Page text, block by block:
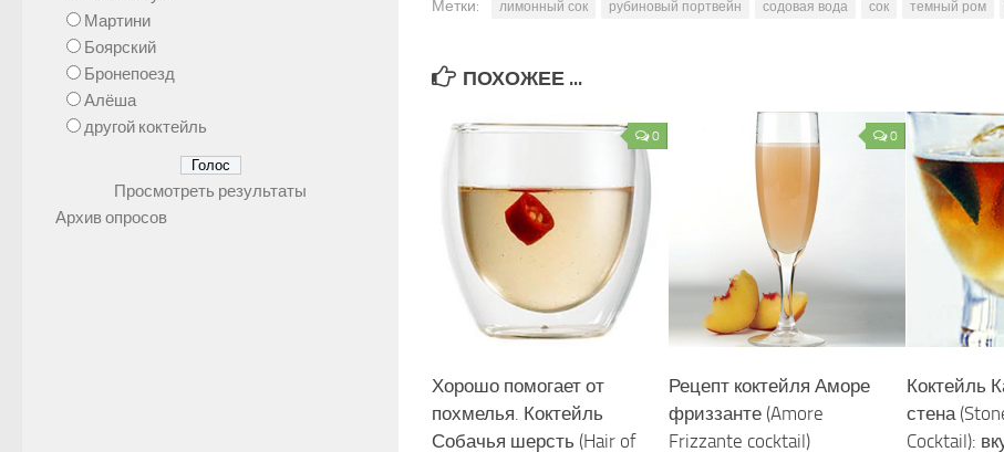
Метки: лимонный сок рубиновый портвейн содовая вода сок темный ром
ПОХОЖЕЕ ...
0
Хорошо помогает от
похмелья. Коктейль
Собачья шерсть (Hair of
0
Рецепт коктейля Аморе
фриззанте (Amore
Frizzante cocktail)
Коктейль
стена
Cocktail):
Мартини
Боярский
Бронепоезд
Алёша
другой коктейль
Просмотреть результаты
Архив опросов